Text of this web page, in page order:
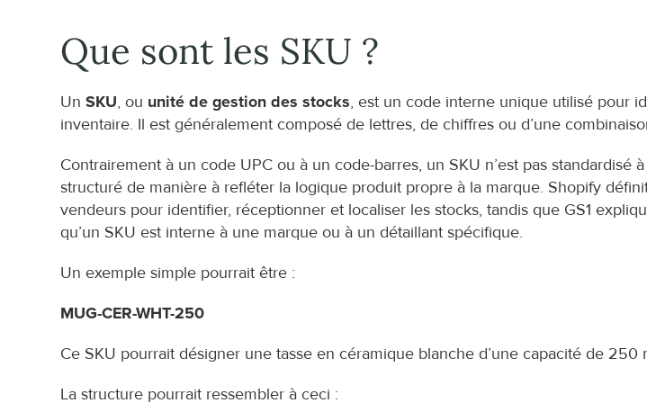
Que sont les SKU ?
Un SKU, ou unité de gestion des stocks, est un code interne unique utilisé pour
inventaire. Il est généralement composé de lettres, de chiffres ou d’une
Contrairement à un code UPC ou à un code-barres, un SKU n’est pas
structuré de manière à refléter la logique produit propre à la marque. Shopify
vendeurs pour identifier, réceptionner et localiser les stocks, tandis que GS1
qu’un SKU est interne à une marque ou à un détaillant spécifique.
Un exemple simple pourrait être :
MUG-CER-WHT-250
Ce SKU pourrait désigner une tasse en céramique blanche d’une capacité de 250
La structure pourrait ressembler à ceci :